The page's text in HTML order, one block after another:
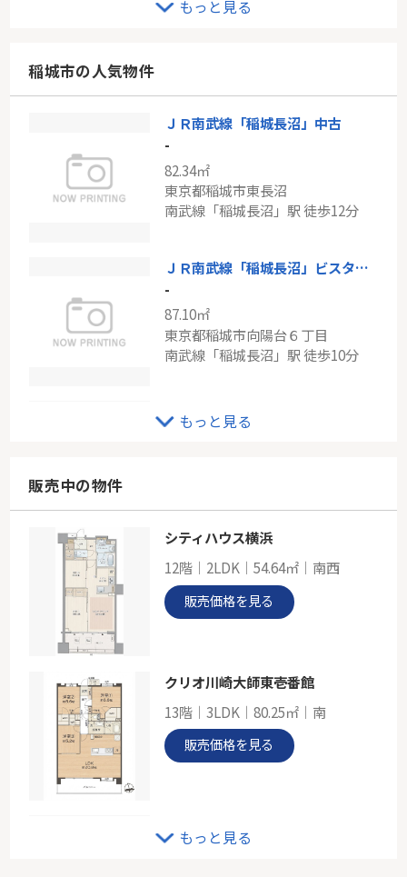
-
96.26㎡
神奈川県川崎市宮前区野川台１丁目
もっと見る
稲城市の人気物件
ＪＲ南武線「稲城長沼」中古
-
82.34㎡
東京都稲城市東長沼
南武線「稲城長沼」駅 徒歩12分
ＪＲ南武線「稲城長沼」ビスタセーレ向陽台五号棟
-
87.10㎡
東京都稲城市向陽台６丁目
南武線「稲城長沼」駅 徒歩10分
若葉台ワーズワースの丘Ｂ棟
-
-
91.12㎡～98.00㎡
東京都稲城市押立
もっと見る
販売中の物件
シティハウス横浜
12階｜2LDK｜54.64㎡｜南西
販売価格を見る
クリオ川崎大師東壱番館
13階｜3LDK｜80.25㎡｜南
販売価格を見る
もっと見る